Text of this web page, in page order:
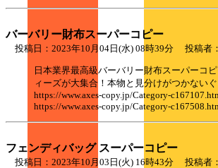
バーバリー財布スーパーコピー
投稿日：2023年10月04日(水) 08時39分 投稿者：
日本業界最高級バーバリー財布スーパーコ
ィーズが大集合！本物と見分けがつかない
https://www.axes-copy.jp/Category-
https://www.axes-copy.jp/Category-
フェンディバッグ スーパーコピー
投稿日：2023年10月03日(火) 16時43分 投稿者：